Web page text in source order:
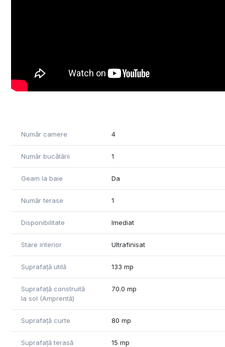
Pentru mai multe informatii va stau la dispozitie
Număr camere 4
Număr bucătării 1
Geam la baie Da
Număr terase 1
Disponibilitate Imediat
Stare interior Ultrafinisat
Suprafață utilă 133 mp
Suprafață construită
la sol (Amprentă)
70.0 mp
Suprafață curte 80 mp
Suprafață terasă 15 mp